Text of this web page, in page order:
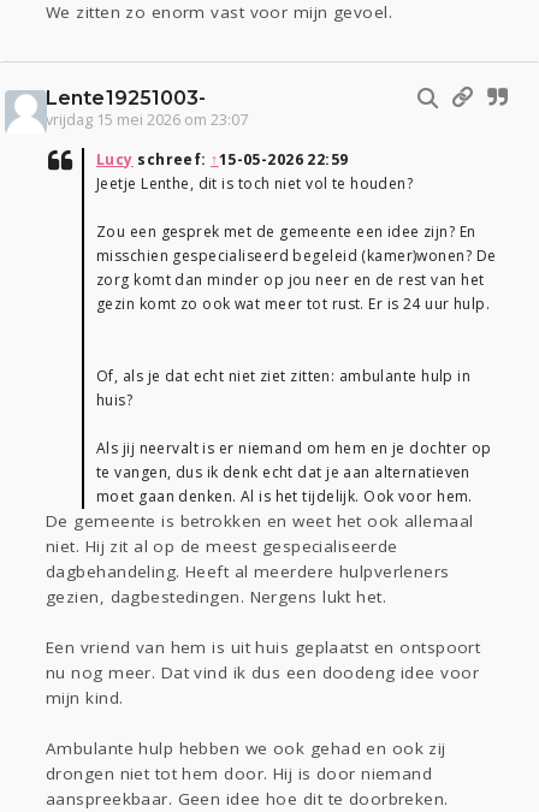
We zitten zo enorm vast voor mijn gevoel.
Lente19251003-
vrijdag 15 mei 2026 om 23:07
Lucy schreef: ↑15-05-2026 22:59
Jeetje Lenthe, dit is toch niet vol te houden?
Zou een gesprek met de gemeente een idee zijn? En
misschien gespecialiseerd begeleid (kamer)wonen? De
zorg komt dan minder op jou neer en de rest van het
gezin komt zo ook wat meer tot rust. Er is 24 uur hulp.
Of, als je dat echt niet ziet zitten: ambulante hulp in
huis?
Als jij neervalt is er niemand om hem en je dochter op
te vangen, dus ik denk echt dat je aan alternatieven
moet gaan denken. Al is het tijdelijk. Ook voor hem.
De gemeente is betrokken en weet het ook allemaal
niet. Hij zit al op de meest gespecialiseerde
dagbehandeling. Heeft al meerdere hulpverleners
gezien, dagbestedingen. Nergens lukt het.
Een vriend van hem is uit huis geplaatst en ontspoort
nu nog meer. Dat vind ik dus een doodeng idee voor
mijn kind.
Ambulante hulp hebben we ook gehad en ook zij
drongen niet tot hem door. Hij is door niemand
aanspreekbaar. Geen idee hoe dit te doorbreken.